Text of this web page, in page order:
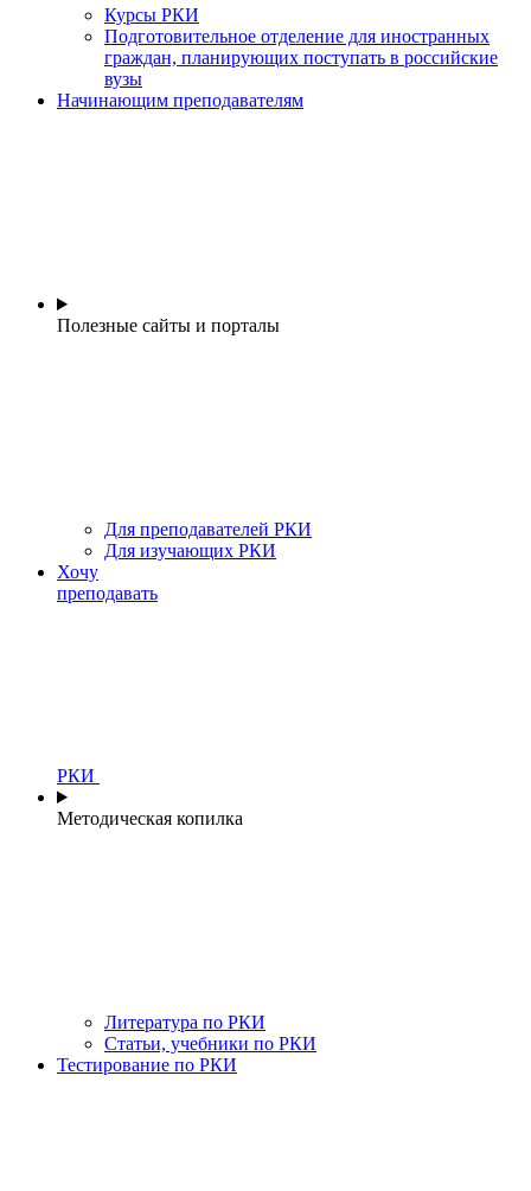
Курсы РКИ
Подготовительное отделение для иностранных
граждан, планирующих поступать в российские
вузы
Начинающим преподавателям
Полезные сайты и порталы
Для преподавателей РКИ
Для изучающих РКИ
Хочу
преподавать
РКИ
Методическая копилка
Литература по РКИ
Статьи, учебники по РКИ
Тестирование по РКИ